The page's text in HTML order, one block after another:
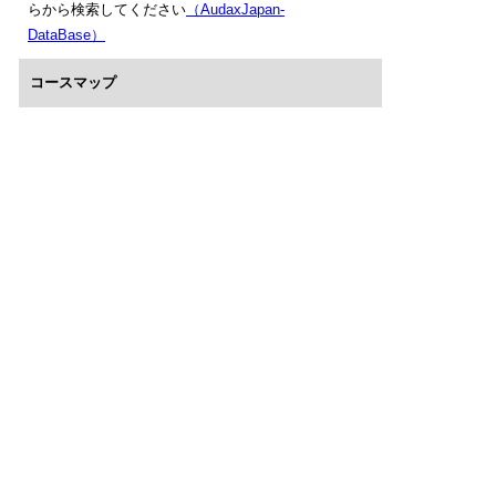
らから検索してください （AudaxJapan-
DataBase）
コースマップ